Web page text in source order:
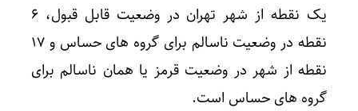
یک نقطه از شهر تهران در وضعیت قابل قبول، 6
نقطه در وضعیت ناسالم برای گروه های حساس و 17
نقطه از شهر در وضعیت قرمز یا همان ناسالم برای
گروه های حساس است.